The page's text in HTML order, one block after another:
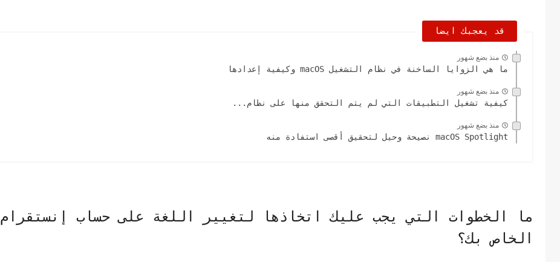
قد يعجبك ايضا
منذ بضع شهور
ما هي الزوايا الساخنة في نظام التشغيل macOS وكيفية إعدادها
منذ بضع شهور
كيفية تشغيل التطبيقات التي لم يتم التحقق منها على نظام...
منذ بضع شهور
macOS Spotlight نصيحة وحيل لتحقيق أقصى استفادة منه
ما الخطوات التي يجب عليك اتخاذها لتغيير اللغة على حساب إنستقرام
الخاص بك؟